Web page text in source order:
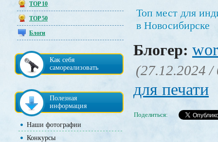
TOP 10
TOP 50
Блоги
Как себя
самореализовать
Полезная
информация
Наши фотографии
Конкурсы
Топ мест для
в Новосибирске
Блогер:
(27.12.2024 /
для печати
Поделиться: